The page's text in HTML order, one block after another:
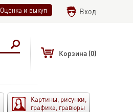
Оценка и выкуп Вход
Корзина (0)
Картины, рисунки,
графика, гравюры